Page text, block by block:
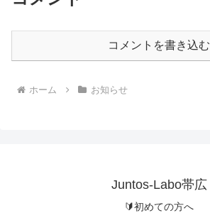
コメントを書き込む
ホーム お知らせ
Juntos-Labo帯広
🔰初めての方へ